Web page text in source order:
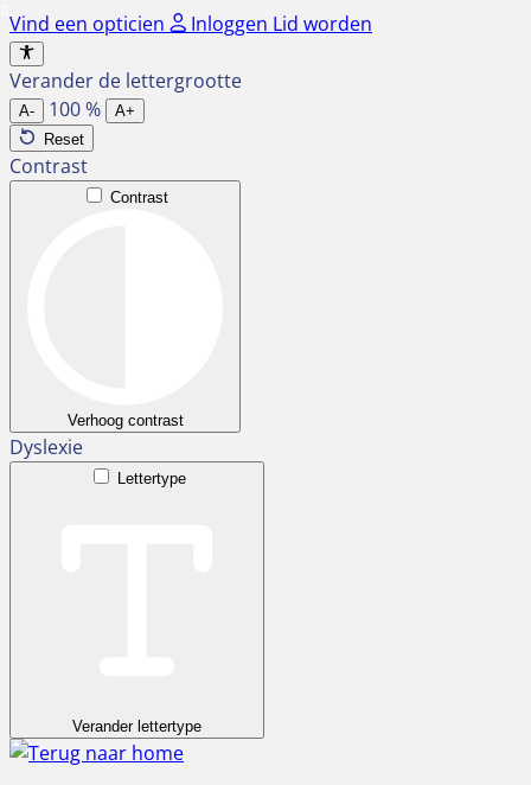
Ga
naar
de
inhoud
Vind een opticien Inloggen Lid worden
Verander de lettergrootte
A- 100%
A+
Reset
Contrast
Contrast
Verhoog contrast
Dyslexie
Lettertype
Verander lettertype